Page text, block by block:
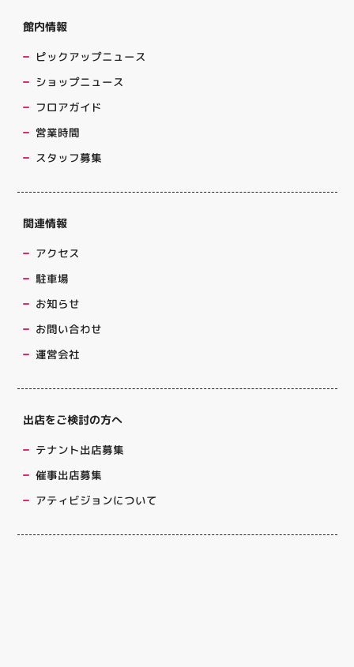
館内情報
ピックアップニュース
ショップニュース
フロアガイド
営業時間
スタッフ募集
関連情報
アクセス
駐車場
お知らせ
お問い合わせ
運営会社
出店をご検討の方へ
テナント出店募集
催事出店募集
アティビジョンについて